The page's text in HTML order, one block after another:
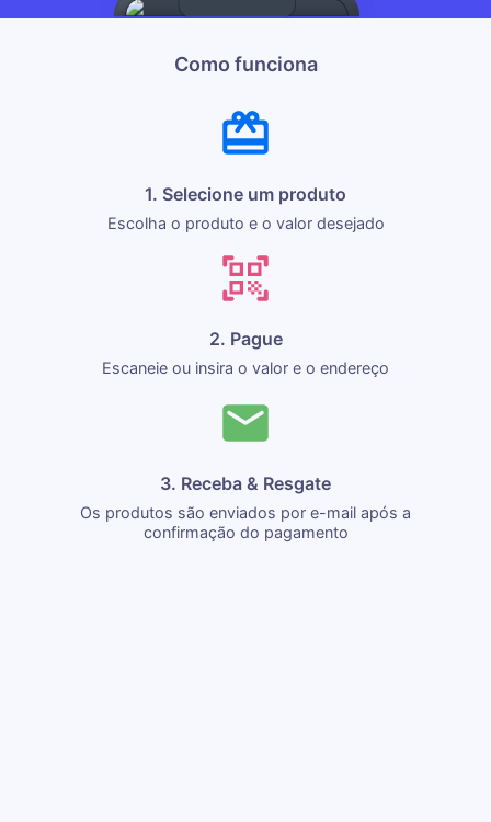
Como funciona
1. Selecione um produto
Escolha o produto e o valor desejado
2. Pague
Escaneie ou insira o valor e o endereço
3. Receba & Resgate
Os produtos são enviados por e-mail após a
confirmação do pagamento